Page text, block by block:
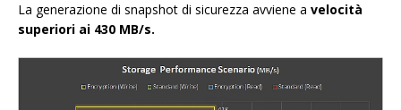
La generazione di snapshot di sicurezza avviene a velocità
superiori ai 430 MB/s.